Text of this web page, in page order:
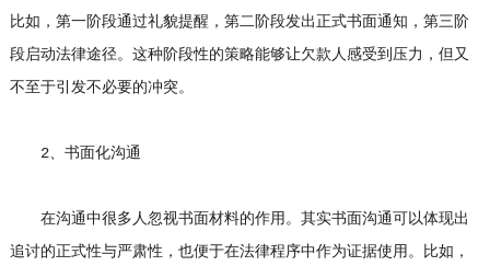
比如，第一阶段通过礼貌提醒，第二阶段发出正式书面通知，第三阶
段启动法律途径。这种阶段性的策略能够让欠款人感受到压力，但又
不至于引发不必要的冲突。
2、书面化沟通
在沟通中很多人忽视书面材料的作用。其实书面沟通可以体现出
追讨的正式性与严肃性，也便于在法律程序中作为证据使用。比如，